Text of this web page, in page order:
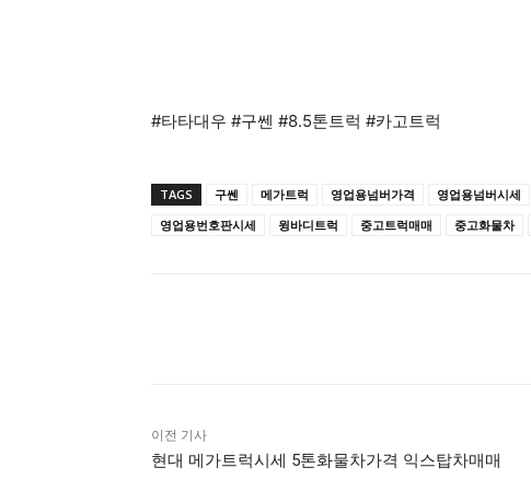
#타타대우 #구쎈 #8.5톤트럭 #카고트럭
TAGS 구쎈 메가트럭 영업용넘버가격 영업용넘버시세
영업용번호판시세
윙바디트럭 중고트럭매매 중고화물차
이전 기사
현대 메가트럭시세 5톤화물차가격 익스탑차매매